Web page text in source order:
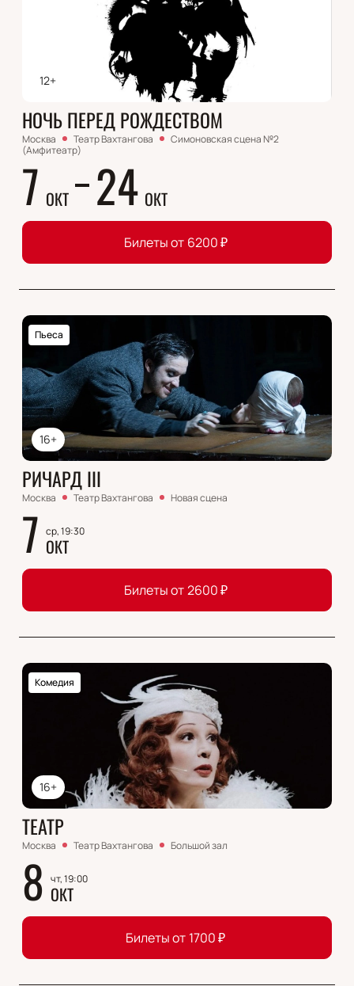
12+
НОЧЬ ПЕРЕД РОЖДЕСТВОМ
Москва Театр Вахтангова
Симоновская сцена №2
(Амфитеатр)
7 ОКТ 24 ОКТ
Билеты от 6200₽
16+
Пьеса
РИЧАРД III
Москва Театр Вахтангова Новая сцена
7 ср, 19:30
ОКТ
Билеты от 2600₽
16+
Комедия
ТЕАТР
Москва Театр Вахтангова Большой зал
8 чт, 19:00
ОКТ
Билеты от 1700₽